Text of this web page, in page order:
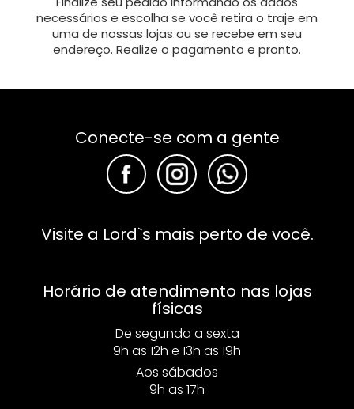
necessários e escolha se você retira o traje em
uma de nossas lojas ou se recebe em seu
endereço. Realize o pagamento e pronto.
Conecte-se com a gente
F F F
Visite a Lord`s mais perto de você.
Horário de atendimento nas lojas
físicas
De segunda a sexta
9h as 12h e 13h as 19h
Aos sábados
9h as 17h